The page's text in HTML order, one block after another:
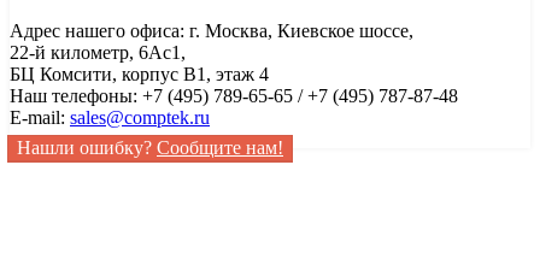
Адрес нашего офиса: г. Москва, Киевское шоссе,
22-й километр, 6Ас1,
БЦ Комсити, корпус B1, этаж 4
Наш телефоны: +7 (495) 789-65-65 / +7 (495) 787-87-48
E-mail: sales@comptek.ru
Нашли ошибку? Сообщите нам!